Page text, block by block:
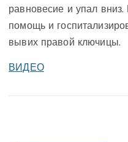
равновесие и упал
помощь и
вывих правой ключицы.
ВИДЕО